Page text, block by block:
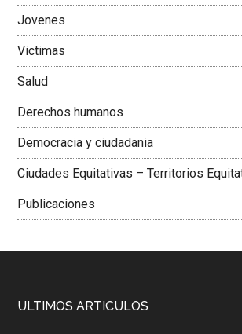
Jovenes
Victimas
Salud
Derechos humanos
Democracia y ciudadania
Ciudades Equitativas – Territorios
Publicaciones
ULTIMOS ARTICULOS